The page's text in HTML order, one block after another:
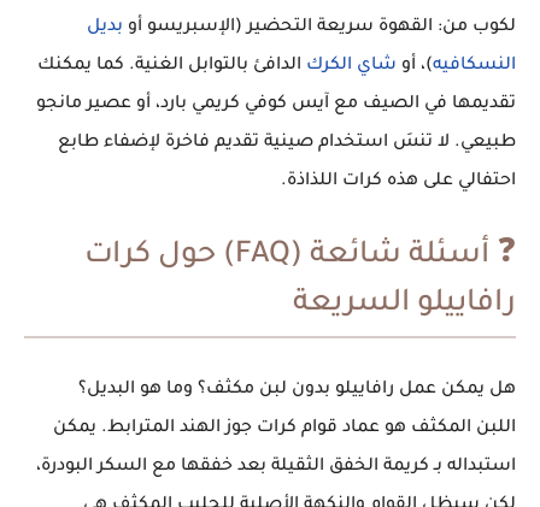
لكوب من: القهوة سريعة التحضير (الإسبريسو أو بديل
النسكافيه)، أو شاي الكرك الدافئ بالتوابل الغنية. كما يمكنك
تقديمها في الصيف مع آيس كوفي كريمي بارد، أو عصير مانجو
طبيعي. لا تنسَ استخدام صينية تقديم فاخرة لإضفاء طابع
احتفالي على هذه كرات اللذاذة.
❓ أسئلة شائعة (FAQ) حول كرات
رافاييلو السريعة
هل يمكن عمل رافاييلو بدون لبن مكثف؟ وما هو البديل؟
اللبن المكثف هو عماد قوام كرات جوز الهند المترابط. يمكن
استبداله بـ كريمة الخفق الثقيلة بعد خفقها مع السكر البودرة،